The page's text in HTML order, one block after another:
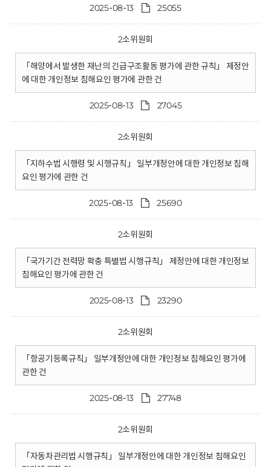
2025-08-13 25055
2소위원회
「해양에서 발생한 재난의 긴급구조활동 평가에 관한 규칙」 제정안
에 대한 개인정보 침해요인 평가에 관한 건
2025-08-13 27045
2소위원회
「지하수법 시행령 및 시행규칙」 일부개정안에 대한 개인정보 침해
요인 평가에 관한 건
2025-08-13 25690
2소위원회
「국가기간 전력망 확충 특별법 시행규칙」 제정안에 대한 개인정보
침해요인 평가에 관한 건
2025-08-13 23290
2소위원회
「항공기등록규칙」 일부개정안에 대한 개인정보 침해요인 평가에
관한 건
2025-08-13 27748
2소위원회
「자동차관리법 시행규칙」 일부개정안에 대한 개인정보 침해요인